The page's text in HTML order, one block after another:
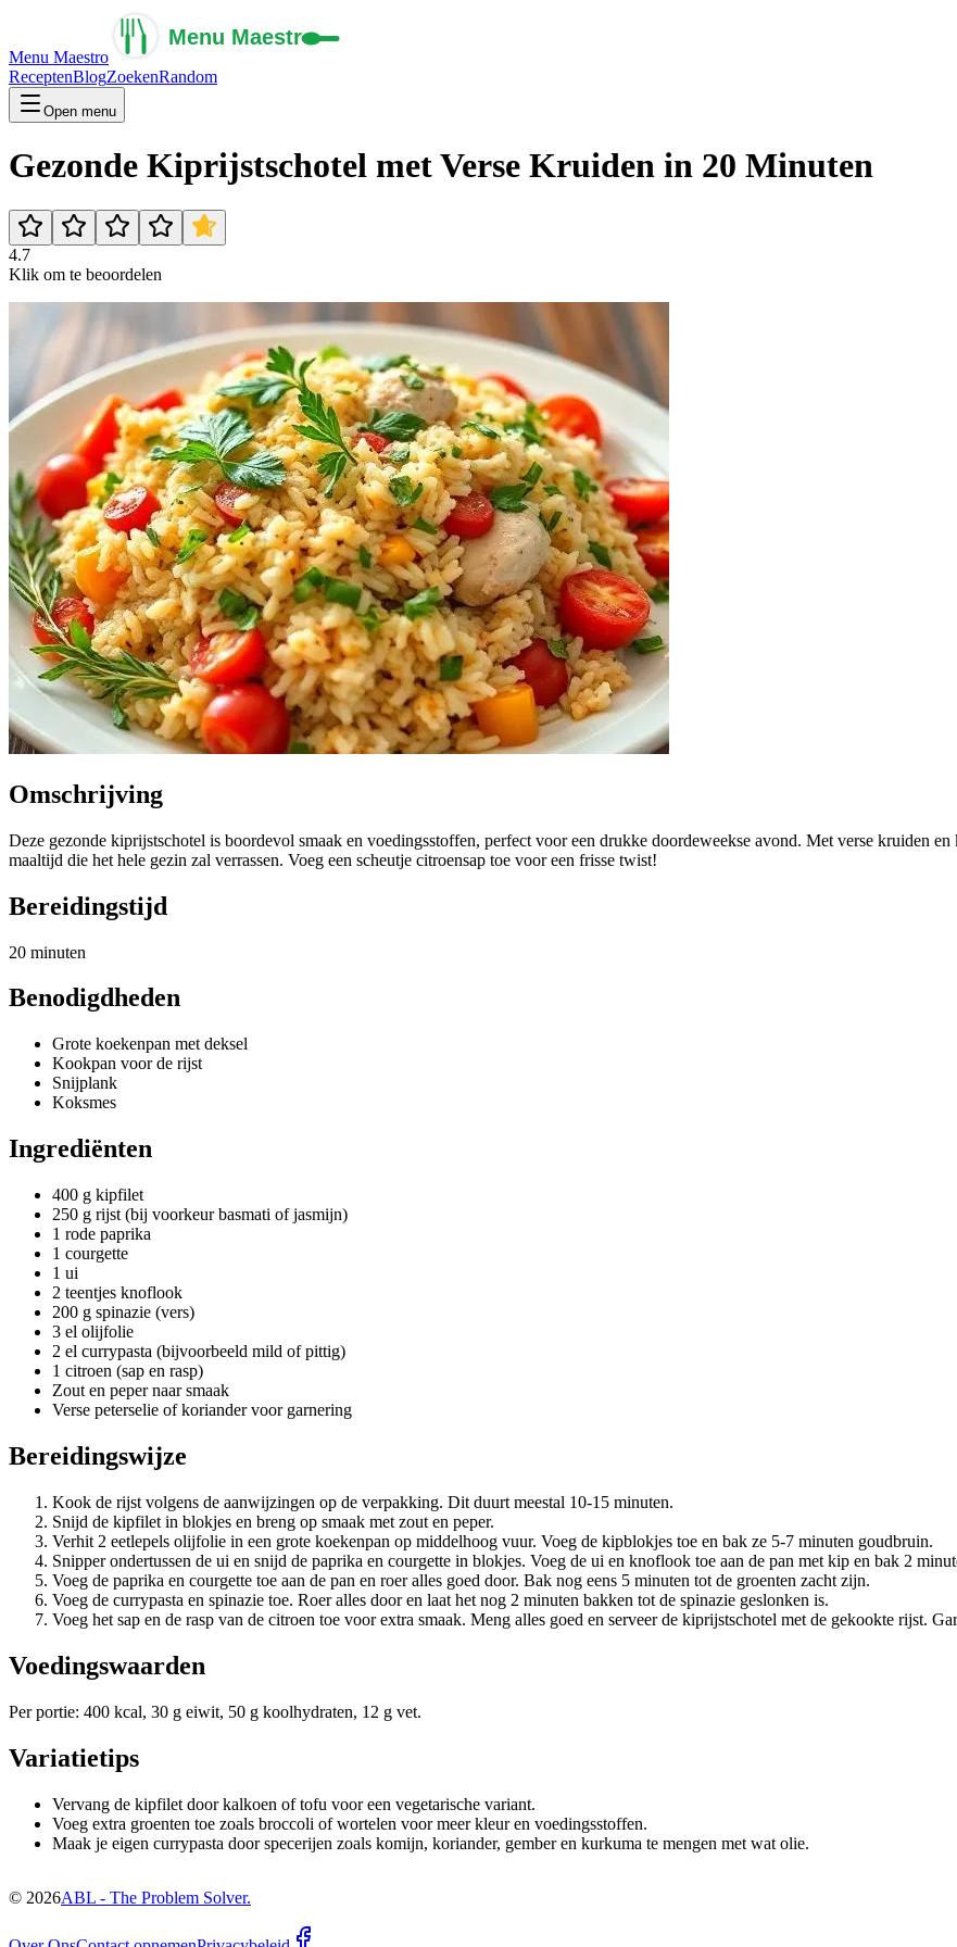
Menu Maestro
ReceptenBlogZoekenRandom
Open menu
Gezonde Kiprijstschotel met Verse Kruiden in 20 Minuten
4.7
Klik om te beoordelen
Omschrijving
Deze gezonde kiprijstschotel is boordevol smaak en voedingsstoffen, perfect voor een drukke doordeweekse avond. Met verse kruiden
maaltijd die het hele gezin zal verrassen. Voeg een scheutje citroensap toe voor een frisse twist!
Bereidingstijd
20 minuten
Benodigdheden
Grote koekenpan met deksel
Kookpan voor de rijst
Snijplank
Koksmes
Ingrediënten
400 g kipfilet
250 g rijst (bij voorkeur basmati of jasmijn)
1 rode paprika
1 courgette
1 ui
2 teentjes knoflook
200 g spinazie (vers)
3 el olijfolie
2 el currypasta (bijvoorbeeld mild of pittig)
1 citroen (sap en rasp)
Zout en peper naar smaak
Verse peterselie of koriander voor garnering
Bereidingswijze
Kook de rijst volgens de aanwijzingen op de verpakking. Dit duurt meestal 10-15 minuten.
Snijd de kipfilet in blokjes en breng op smaak met zout en peper.
Verhit 2 eetlepels olijfolie in een grote koekenpan op middelhoog vuur. Voeg de kipblokjes toe en bak ze 5-7 minuten goudbruin.
Snipper ondertussen de ui en snijd de paprika en courgette in blokjes. Voeg de ui en knoflook toe aan de pan met kip en bak 2
Voeg de paprika en courgette toe aan de pan en roer alles goed door. Bak nog eens 5 minuten tot de groenten zacht zijn.
Voeg de currypasta en spinazie toe. Roer alles door en laat het nog 2 minuten bakken tot de spinazie geslonken is.
Voeg het sap en de rasp van de citroen toe voor extra smaak. Meng alles goed en serveer de kiprijstschotel met de gekookte rijst.
Voedingswaarden
Per portie: 400 kcal, 30 g eiwit, 50 g koolhydraten, 12 g vet.
Variatietips
Vervang de kipfilet door kalkoen of tofu voor een vegetarische variant.
Voeg extra groenten toe zoals broccoli of wortelen voor meer kleur en voedingsstoffen.
Maak je eigen currypasta door specerijen zoals komijn, koriander, gember en kurkuma te mengen met wat olie.
© 2026ABL - The Problem Solver.